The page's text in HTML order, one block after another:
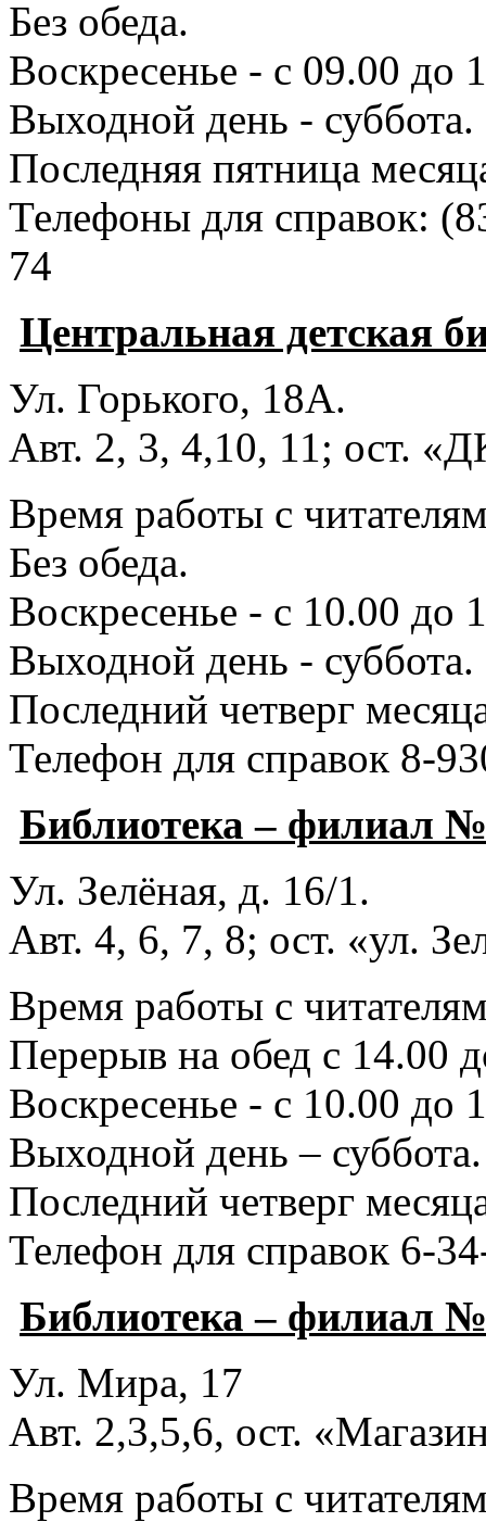
Без обеда.
Воскресенье - с 09.00 до
Выходной день - суббота.
Последняя пятница
Телефоны для справок:
74
Центральная детская
Ул. Горького, 18А.
Авт. 2, 3, 4,10, 11; ост.
Время работы с
Без обеда.
Воскресенье - с 10.00 до
Выходной день - суббота.
Последний четверг
Телефон для справок 8-
Библиотека – филиал
Ул. Зелёная, д. 16/1.
Авт. 4, 6, 7, 8; ост. «ул.
Время работы с
Перерыв на обед с 14.00
Воскресенье - с 10.00 до
Выходной день – суббота.
Последний четверг
Телефон для справок 6-
Библиотека – филиал
Ул. Мира, 17
Авт. 2,3,5,6, ост.
Время работы с